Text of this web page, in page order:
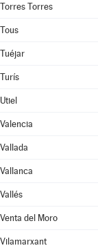
Torres Torres
Tous
Tuéjar
Turís
Utiel
Valencia
Vallada
Vallanca
Vallés
Venta del Moro
Vilamarxant